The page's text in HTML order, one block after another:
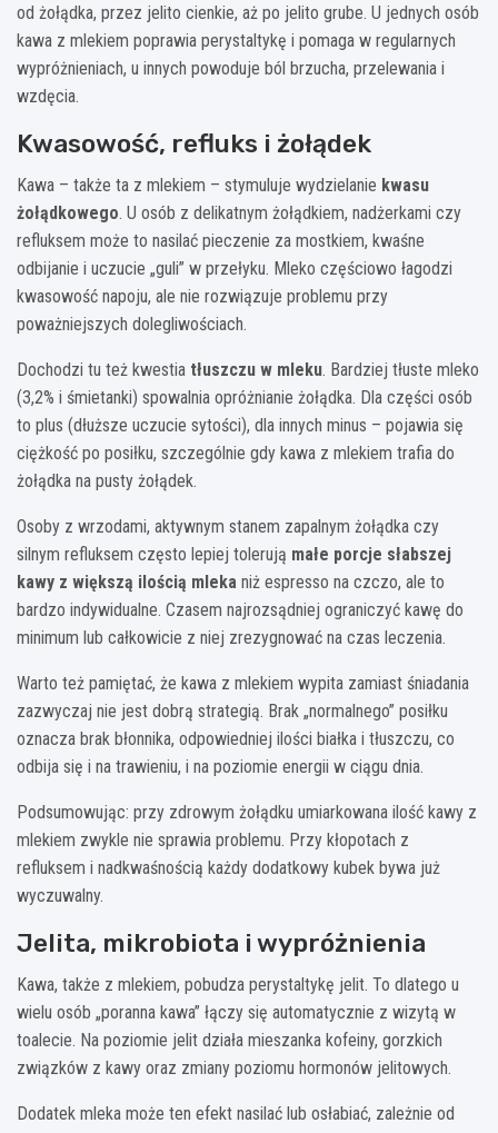
od żołądka, przez jelito cienkie, aż po jelito grube. U jednych osób
kawa z mlekiem poprawia perystaltykę i pomaga w regularnych
wypróżnieniach, u innych powoduje ból brzucha, przelewania i
wzdęcia.
Kwasowość, refluks i żołądek
Kawa – także ta z mlekiem – stymuluje wydzielanie kwasu
żołądkowego. U osób z delikatnym żołądkiem, nadżerkami czy
refluksem może to nasilać pieczenie za mostkiem, kwaśne
odbijanie i uczucie „guli” w przełyku. Mleko częściowo łagodzi
kwasowość napoju, ale nie rozwiązuje problemu przy
poważniejszych dolegliwościach.
Dochodzi tu też kwestia tłuszczu w mleku. Bardziej tłuste mleko
(3,2% i śmietanki) spowalnia opróżnianie żołądka. Dla części osób
to plus (dłuższe uczucie sytości), dla innych minus – pojawia się
ciężkość po posiłku, szczególnie gdy kawa z mlekiem trafia do
żołądka na pusty żołądek.
Osoby z wrzodami, aktywnym stanem zapalnym żołądka czy
silnym refluksem często lepiej tolerują małe porcje słabszej
kawy z większą ilością mleka niż espresso na czczo, ale to
bardzo indywidualne. Czasem najrozsądniej ograniczyć kawę do
minimum lub całkowicie z niej zrezygnować na czas leczenia.
Warto też pamiętać, że kawa z mlekiem wypita zamiast śniadania
zazwyczaj nie jest dobrą strategią. Brak „normalnego” posiłku
oznacza brak błonnika, odpowiedniej ilości białka i tłuszczu, co
odbija się i na trawieniu, i na poziomie energii w ciągu dnia.
Podsumowując: przy zdrowym żołądku umiarkowana ilość kawy z
mlekiem zwykle nie sprawia problemu. Przy kłopotach z
refluksem i nadkwaśnością każdy dodatkowy kubek bywa już
wyczuwalny.
Jelita, mikrobiota i wypróżnienia
Kawa, także z mlekiem, pobudza perystaltykę jelit. To dlatego u
wielu osób „poranna kawa” łączy się automatycznie z wizytą w
toalecie. Na poziomie jelit działa mieszanka kofeiny, gorzkich
związków z kawy oraz zmiany poziomu hormonów jelitowych.
Dodatek mleka może ten efekt nasilać lub osłabiać, zależnie od